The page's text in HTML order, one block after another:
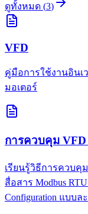
ดูทั้งหมด (3)
VFD
คู่มือการใช้งานอินเ
มอเตอร์
การควบคุม VFD
เรียนรู้วิธีการควบคุ
สื่อสาร Modbus
Configuration แบบล